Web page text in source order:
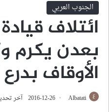
الجنوب العربي
ائتلاف
بعدن يكرم
الأوقاف
Albatati
2016-12-26 آخر تحديث: